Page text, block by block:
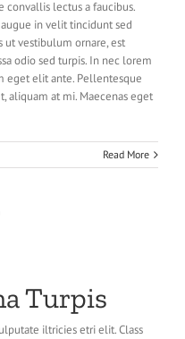
convallis lectus a faucibus.
in velit tincidunt sed
ut vestibulum ornare, est
odio sed turpis. In nec lorem
eget elit ante. Pellentesque
aliquam at mi. Maecenas eget
Read More
Turpis
iltricies etri elit. Class